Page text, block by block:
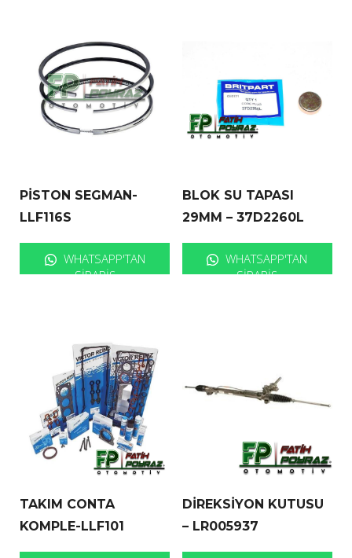
PİSTON SEGMAN-
LLF116S
WHATSAPP'TAN
SIPARIŞ
BLOK SU TAPASI
29MM – 37D2260L
WHATSAPP'TAN
SIPARIŞ
TAKIM CONTA
KOMPLE-LLF101
DİREKSİYON KUTUSU
– LR005937